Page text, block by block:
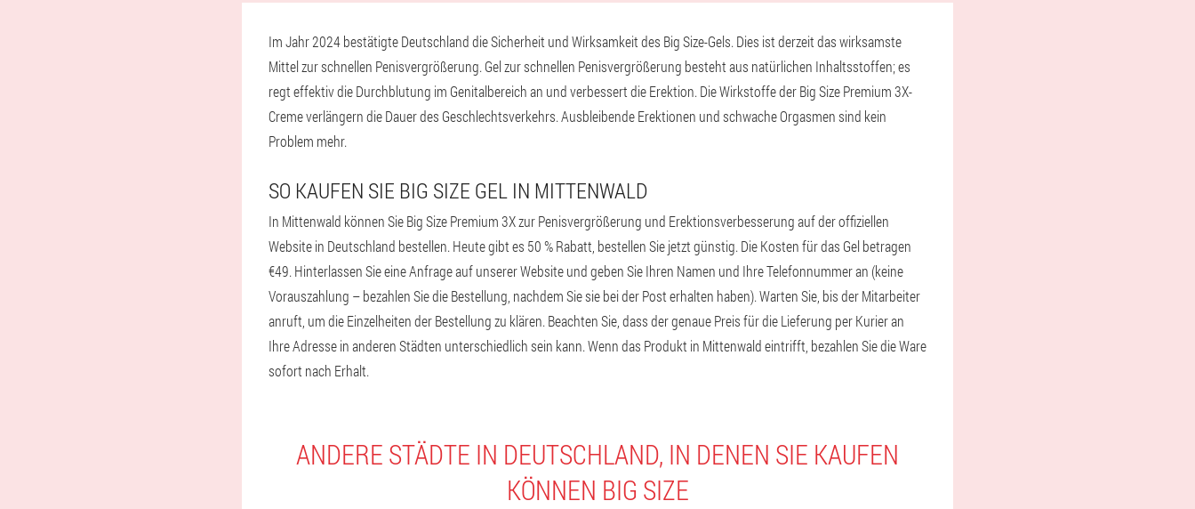
Im Jahr 2024 bestätigte Deutschland die Sicherheit und Wirksamkeit des Big Size-Gels. Dies ist derzeit das wirksamste
Mittel zur schnellen Penisvergrößerung. Gel zur schnellen Penisvergrößerung besteht aus natürlichen Inhaltsstoffen; es
regt effektiv die Durchblutung im Genitalbereich an und verbessert die Erektion. Die Wirkstoffe der Big Size Premium 3X-
Creme verlängern die Dauer des Geschlechtsverkehrs. Ausbleibende Erektionen und schwache Orgasmen sind kein
Problem mehr.
SO KAUFEN SIE BIG SIZE GEL IN MITTENWALD
In Mittenwald können Sie Big Size Premium 3X zur Penisvergrößerung und Erektionsverbesserung auf der offiziellen
Website in Deutschland bestellen. Heute gibt es 50 % Rabatt, bestellen Sie jetzt günstig. Die Kosten für das Gel betragen
€49. Hinterlassen Sie eine Anfrage auf unserer Website und geben Sie Ihren Namen und Ihre Telefonnummer an (keine
Vorauszahlung – bezahlen Sie die Bestellung, nachdem Sie sie bei der Post erhalten haben). Warten Sie, bis der Mitarbeiter
anruft, um die Einzelheiten der Bestellung zu klären. Beachten Sie, dass der genaue Preis für die Lieferung per Kurier an
Ihre Adresse in anderen Städten unterschiedlich sein kann. Wenn das Produkt in Mittenwald eintrifft, bezahlen Sie die Ware
sofort nach Erhalt.
ANDERE STÄDTE IN DEUTSCHLAND, IN DENEN SIE KAUFEN
KÖNNEN BIG SIZE